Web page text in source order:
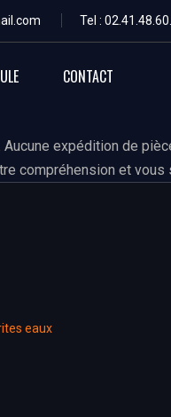
Tel :
CONTACT
expédition de
compréhension et vous
eaux